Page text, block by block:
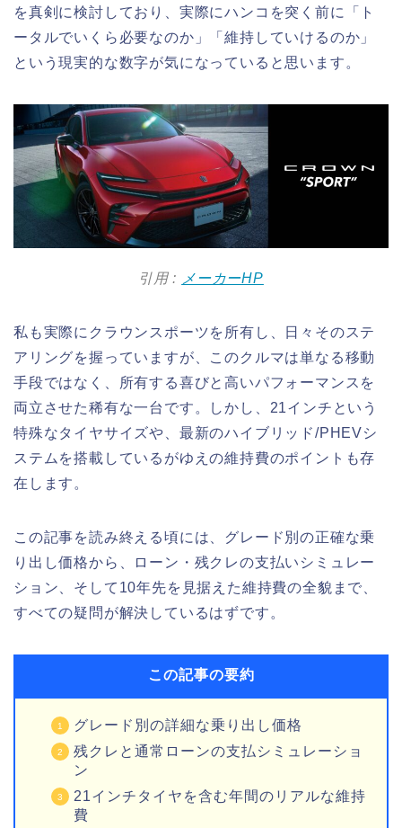
を真剣に検討しており、実際にハンコを突く前に「ト
ータルでいくら必要なのか」「維持していけるのか」
という現実的な数字が気になっていると思います。
引用 : メーカーHP
私も実際にクラウンスポーツを所有し、日々そのステ
アリングを握っていますが、このクルマは単なる移動
手段ではなく、所有する喜びと高いパフォーマンスを
両立させた稀有な一台です。しかし、21インチという
特殊なタイヤサイズや、最新のハイブリッド/PHEVシ
ステムを搭載しているがゆえの維持費のポイントも存
在します。
この記事を読み終える頃には、グレード別の正確な乗
り出し価格から、ローン・残クレの支払いシミュレー
ション、そして10年先を見据えた維持費の全貌まで、
すべての疑問が解決しているはずです。
この記事の要約
グレード別の詳細な乗り出し価格
残クレと通常ローンの支払シミュレーショ
ン
21インチタイヤを含む年間のリアルな維持
費